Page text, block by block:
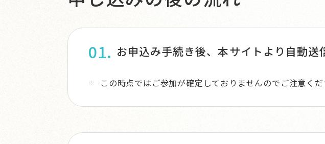
お申込み手続き後、本サイトより自動送
この時点ではご参加が確定しておりませんのでご注意くだ